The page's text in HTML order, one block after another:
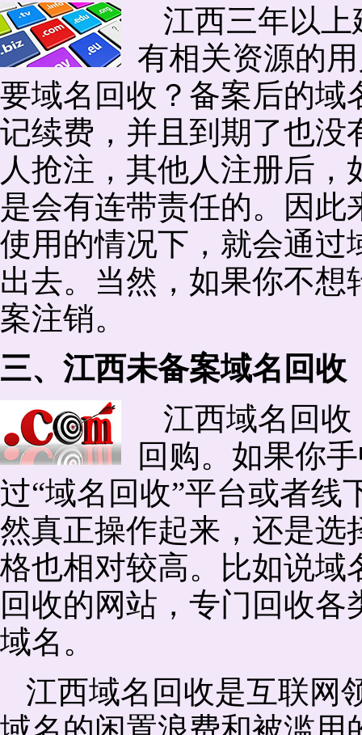
江西三年以
有相关资源的
要域名回收？备案后的域
记续费，并且到期了也没
人抢注，其他人注册后
是会有连带责任的。因
使用的情况下，就会通过
出去。当然，如果你不
案注销。
三、江西未备案域名回收
江西域名回
回购。如果你
过“域名回收”平台或者
然真正操作起来，还是选
格也相对较高。比如说域
回收的网站，专门回收
域名。
江西域名回收是互联网